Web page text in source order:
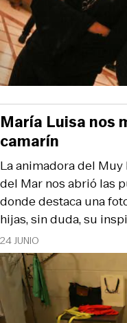
24 JUNIO
La animadora del
del Mar nos abrió las
donde destaca una
hijas, sin duda, su
María Luisa nos
camarín